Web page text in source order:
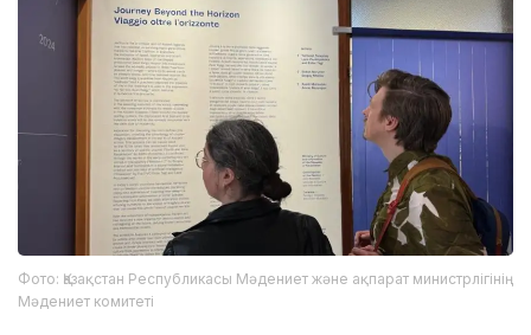
Фото: Қазақстан Республикасы Мәдениет және ақпарат министрлігінің
Мәдениет комитеті